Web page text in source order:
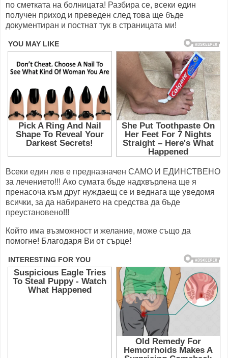
по сметката на болницата! Разбира се, всеки един
получен приход и преведен след това ще бъде
документиран и постнат тук в страницата ми!
Всеки един лев е предназначен САМО И ЕДИНСТВЕНО
за лечението!!! Ако сумата бъде надхвърлена ще я
пренасоча към друг нуждаещ се и веднага ще уведомя
всички, за да набирането на средства да бъде
преустановено!!!
Който има възможност и желание, може също да
помогне! Благодаря Ви от сърце!